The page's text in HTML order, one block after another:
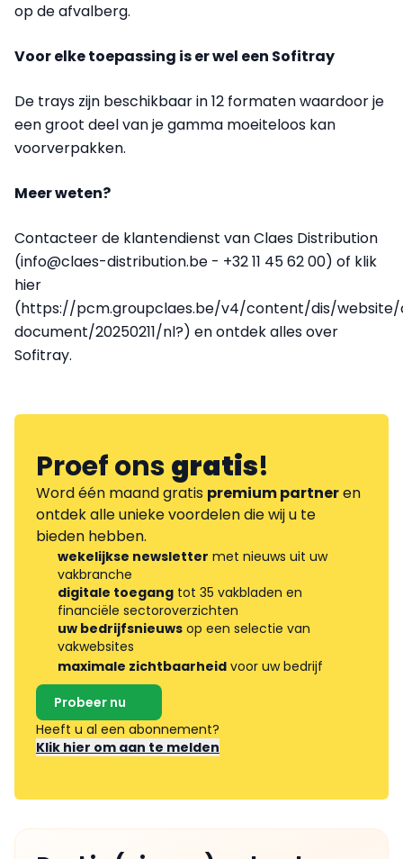
op de afvalberg.
Voor elke toepassing is er wel een Sofitray
De trays zijn beschikbaar in 12 formaten waardoor je
een groot deel van je gamma moeiteloos kan
voorverpakken.
Meer weten?
Contacteer de klantendienst van Claes Distribution
(info@claes-distribution.be - +32 11 45 62 00) of klik
hier
(https://pcm.groupclaes.be/v4/content/dis/
document/20250211/nl?) en ontdek alles over
Sofitray.
Proef onsgratis!
Word één maand gratis premium partneren
ontdek alle unieke voordelen die wij u te
bieden hebben.
wekelijkse newsletter met nieuws uit uw
vakbranche
digitale toegang tot 35 vakbladen en
financiële sectoroverzichten
uw bedrijfsnieuws op een selectie van
vakwebsites
maximale zichtbaarheid voor uw bedrijf
Probeer nu
Heeft u al een abonnement?
Klik hier om aan te melden